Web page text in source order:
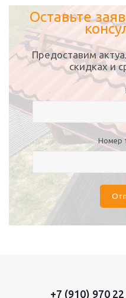
Оставьте
Предоставим
скидках и
Номер
+7 (910) 970 22